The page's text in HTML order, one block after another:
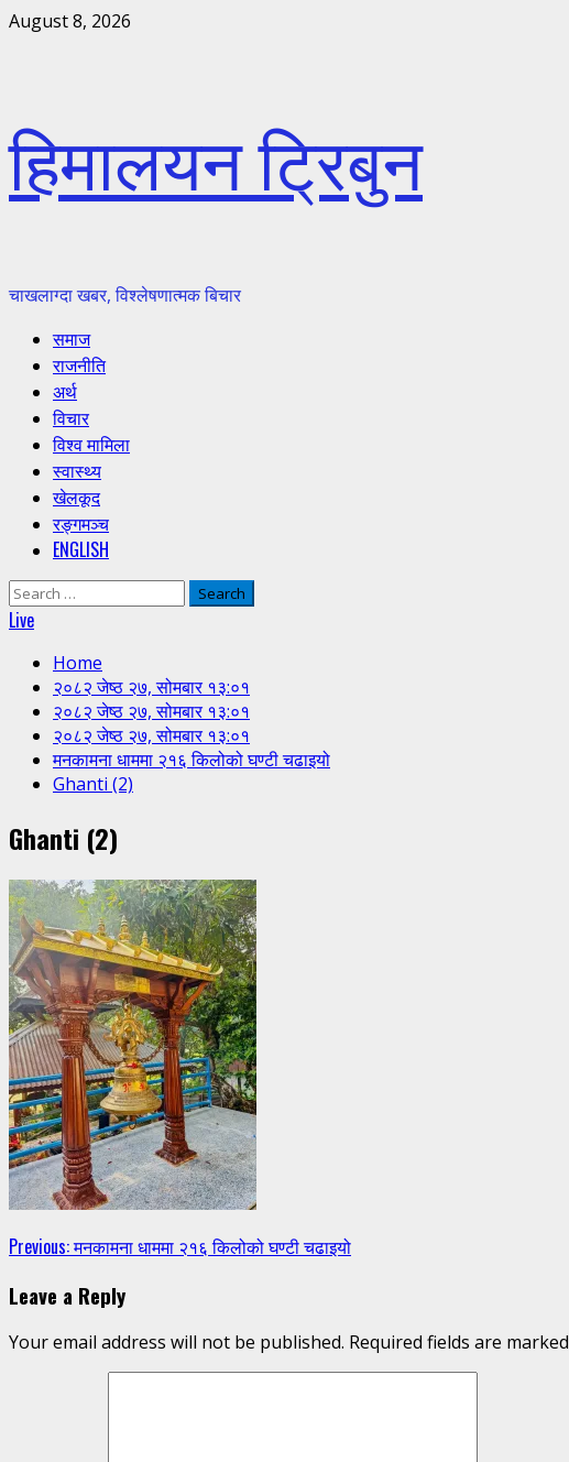
Skip
August 8, 2026
हिमालयन ट्रिबुन
चाखलाग्दा खबर, विश्लेषणात्मक बिचार
Primary
Menu
समाज
राजनीति
अर्थ
विचार
विश्व मामिला
स्वास्थ्य
खेलकूद
रङ्गमञ्च
ENGLISH
Search
for:
Live
Home
२०८२ जेष्ठ २७, सोमबार १३:०१
२०८२ जेष्ठ २७, सोमबार १३:०१
२०८२ जेष्ठ २७, सोमबार १३:०१
मनकामना धाममा २१६ किलोको घण्टी चढाइयो
Ghanti (2)
Ghanti (2)
Continue
Reading
Previous:मनकामना धाममा २१६ किलोको घण्टी चढाइयो
Leave a Reply
Your email address will not be published. Required fields are marked